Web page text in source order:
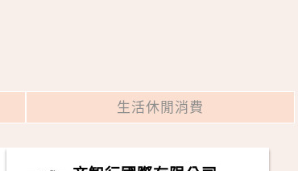
生活休閒消費